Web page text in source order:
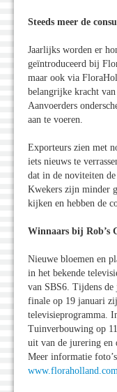
Steeds meer de
Jaarlijks worden er
geïntroduceerd bij
maar ook via
belangrijke kracht van
Aanvoerders
aan te voeren.
Exporteurs zien met
iets nieuws te
dat in de noviteiten de
Kwekers zijn minder
kijken en hebben de
Winnaars bij Rob’s
Nieuwe bloemen en
in het bekende
van SBS6. Tijdens
finale op 19 januari
televisieprogramma.
Tuinverbouwing op
uit van de jurering en
Meer informatie